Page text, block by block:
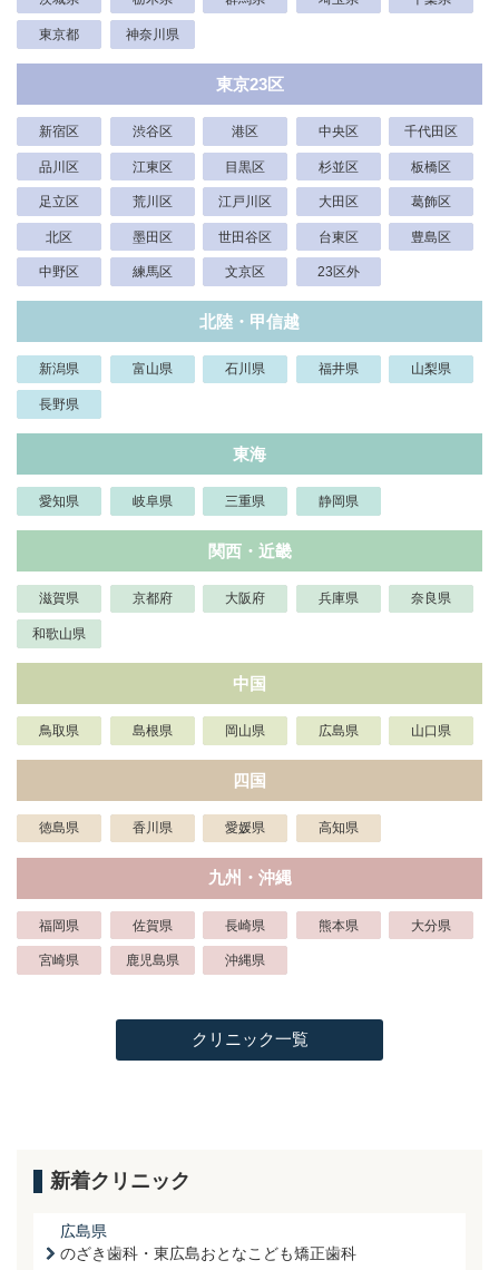
東京都 神奈川県
東京23区
新宿区 渋谷区 港区 中央区 千代田区
品川区 江東区 目黒区 杉並区 板橋区
足立区 荒川区 江戸川区 大田区 葛飾区
北区 墨田区 世田谷区 台東区 豊島区
中野区 練馬区 文京区 23区外
北陸・甲信越
新潟県 富山県 石川県 福井県 山梨県
長野県
東海
愛知県 岐阜県 三重県 静岡県
関西・近畿
滋賀県 京都府 大阪府 兵庫県 奈良県
和歌山県
中国
鳥取県 島根県 岡山県 広島県 山口県
四国
徳島県 香川県 愛媛県 高知県
九州・沖縄
福岡県 佐賀県 長崎県 熊本県 大分県
宮崎県 鹿児島県 沖縄県
クリニック一覧
新着クリニック
広島県
のざき歯科・東広島おとなこども矯正歯科